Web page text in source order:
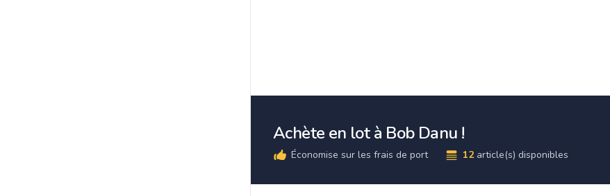
Achète en lot à Bob Danu !
Économise sur les frais de port 12 article(s) disponibles